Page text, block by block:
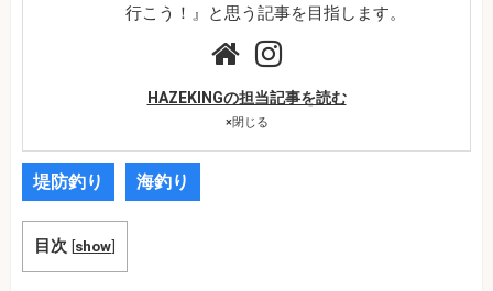
行こう！』と思う記事を目指します。
HAZEKINGの担当記事を読む
×閉じる
堤防釣り 海釣り
目次 [show]